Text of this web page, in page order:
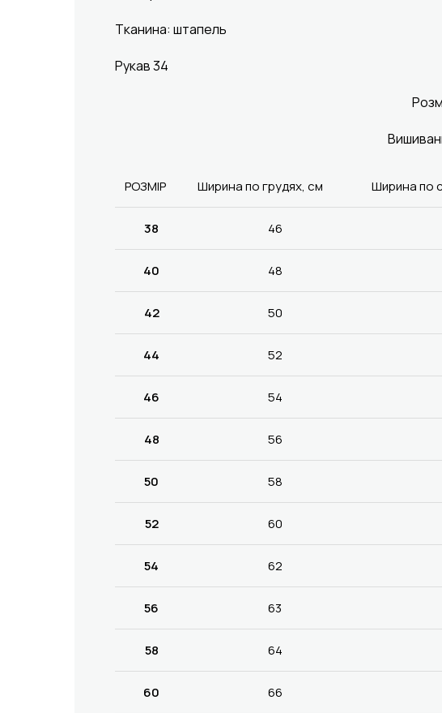
Тканина: штапель
Рукав 34
РОЗМІР Ширина по грудях, см Ширина по
38 46
40 48
42 50
44 52
46 54
48 56
50 58
52 60
54 62
56 63
58 64
60 66